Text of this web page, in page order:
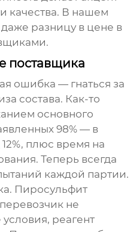
качества. В нашем
разницу в цене в
поставщика
ошибка — гнаться за
состава. Как-то
основного
98% — в
плюс время на
Теперь всегда
каждой партии.
Пиросульфит
не
реагент